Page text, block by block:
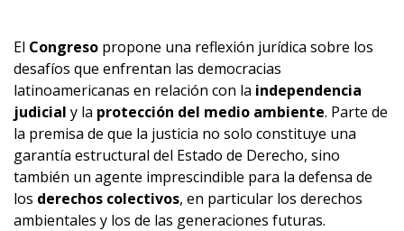
El Congreso propone una reflexión jurídica sobre los
desafíos que enfrentan las democracias
latinoamericanas en relación con la independencia
judicial y la protección del medio ambiente. Parte de
la premisa de que la justicia no solo constituye una
garantía estructural del Estado de Derecho, sino
también un agente imprescindible para la defensa de
los derechos colectivos, en particular los derechos
ambientales y los de las generaciones futuras.